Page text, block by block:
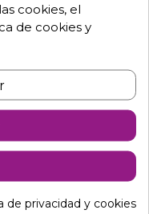
cookies, el
de cookies y
de privacidad y cookies